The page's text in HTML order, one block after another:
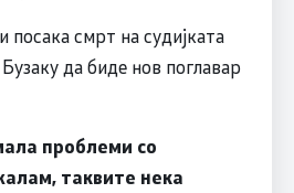
посака смрт на судијката
да биде нов поглавар
проблеми со
таквите нека